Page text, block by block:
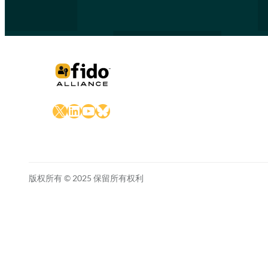
X LinkedIn
YouTube
Bluesky
版权所有 © 2025 保留所有权利